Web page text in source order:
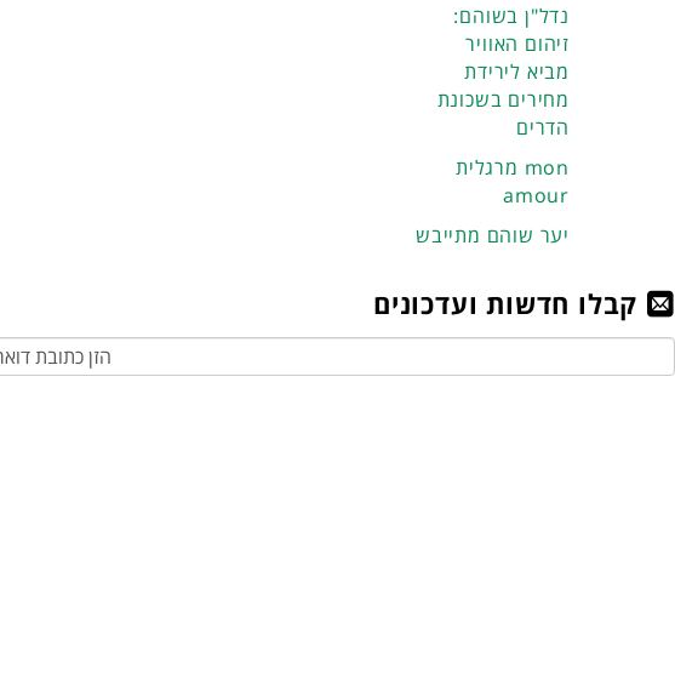
נדל"ן בשוהם:
זיהום האוויר
מביא לירידת
מחירים בשכונת
הדרים
מרגלית mon
amour
יער שוהם מתייבש
קבלו חדשות ועדכונים